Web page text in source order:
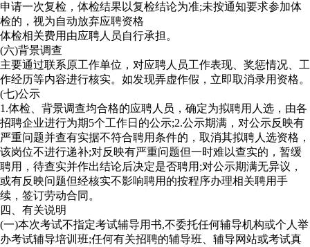
申请一次复检，体检结果以复检结论为准;未按通知要求参加体
检的，视为自动放弃应聘资格
体检相关费用由应聘人员自行承担。
(六)背景调查
主要通过联系原工作单位，对应聘人员工作表现、奖惩情况、工
作经历等内容进行核实。如发现弄虚作假，立即取消录用资格。
(七)公示
1.体检、背景调查均合格的应聘人员，确定为拟聘用人选，由各
招聘企业进行为期5个工作日的公示;2.公示期满，对公示反映有
严重问题并查有实据不符合聘用条件的，取消其拟聘人选资格，
该岗位不进行递补;对反映有严重问题但一时难以查实的，暂缓
聘用，待查实并作出结论后决定是否聘用;对公示期满无异议，
或有反映问题但经核实不影响聘用的按程序办理相关聘用手
续，签订劳动合同。
四、有关说明
(一)本次考试不指定考试辅导用书,不委托任何辅导机构或个人举
办考试辅导培训班;任何有关招聘的辅导班、辅导网站或考试真